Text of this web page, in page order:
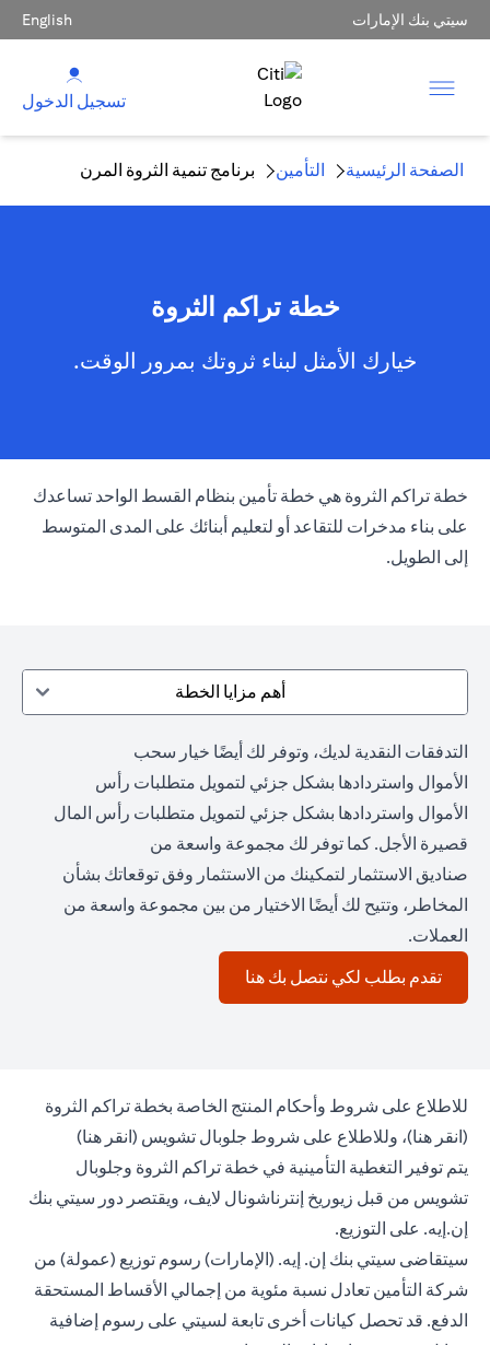
سيتي بنك الإمارات English
تسجيل الدخول
الصفحة الرئيسية التأمين برنامج تنمية الثروة المرن
خطة تراكم الثروة
خيارك الأمثل لبناء ثروتك بمرور الوقت.
خطة تراكم الثروة هي خطة تأمين بنظام القسط الواحد تساعدك
على بناء مدخرات للتقاعد أو لتعليم أبنائك على المدى المتوسط
إلى الطويل.
أهم مزايا الخطة
التدفقات النقدية لديك، وتوفر لك أيضًا خيار سحب
الأموال واستردادها بشكل جزئي لتمويل متطلبات رأس
الأموال واستردادها بشكل جزئي لتمويل متطلبات رأس المال
قصيرة الأجل. كما توفر لك مجموعة واسعة من
صناديق الاستثمار لتمكينك من الاستثمار وفق توقعاتك بشأن
المخاطر، وتتيح لك أيضًا الاختيار من بين مجموعة واسعة من
العملات.
تقدم بطلب لكي نتصل بك هنا
للاطلاع على شروط وأحكام المنتج الخاصة بخطة تراكم الثروة
(انقر هنا(opens in a new tab))، وللاطلاع على شروط جلوبال تشويس (انقر هنا(opens in a new tab)
)
يتم توفير التغطية التأمينية في خطة تراكم الثروة وجلوبال
تشويس من قبل زيوريخ إنترناشونال لايف، ويقتصر دور سيتي بنك
إن.إيه. على التوزيع.
سيتقاضى سيتي بنك إن. إيه. (الإمارات) رسوم توزيع (عمولة) من
شركة التأمين تعادل نسبة مئوية من إجمالي الأقساط المستحقة
الدفع. قد تحصل كيانات أخرى تابعة لسيتي على رسوم إضافية